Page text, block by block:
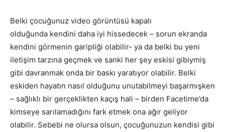
Belki çocuğunuz video görüntüsü kapalı
olduğunda kendini daha iyi hissedecek – sorun ekranda
kendini görmenin garipliği olabilir- ya da belki bu yeni
iletişim tarzına geçmek ve sanki her şey eskisi gibiymiş
gibi davranmak onda bir baskı yaratıyor olabilir. Belki
eskiden hayatın nasıl olduğunu unutabilmeyi başarmışken
– sağlıklı bir gerçeklikten kaçış hali – birden Facetime’da
kimseye sarılamadığını fark etmek ona ağır geliyor
olabilir. Sebebi ne olursa olsun, çocuğunuzun kendisi gibi